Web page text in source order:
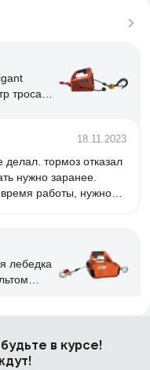
троса
18.11.2023
делал. тормоз отказал
нужно заранее.
время работы, нужно
пинали и роняли,
сказал что
думаю сделаем.
Думаю,
нужно отдать
вещь. (Кстати,
лебедка
я в подвал
На пупке точно
в курсе!